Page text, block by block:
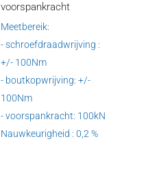
voorspankracht
Meetbereik:
- schroefdraadwrijving :
+/- 100Nm
- boutkopwrijving: +/-
100Nm
- voorspankracht: 100kN
Nauwkeurigheid : 0,2 %